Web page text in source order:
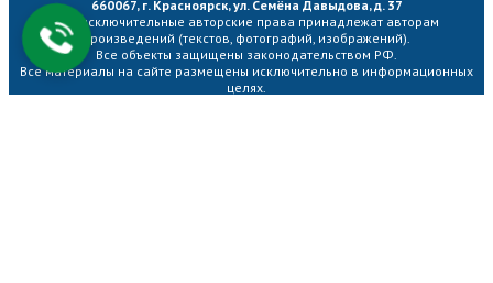
660067, г. Красноярск, ул. Семёна Давыдова, д. 37
Все исключительные авторские права принадлежат авторам
произведений (текстов, фотографий, изображений).
Все объекты защищены законодательством РФ.
Все материалы на сайте размещены исключительно в информационных
целях.